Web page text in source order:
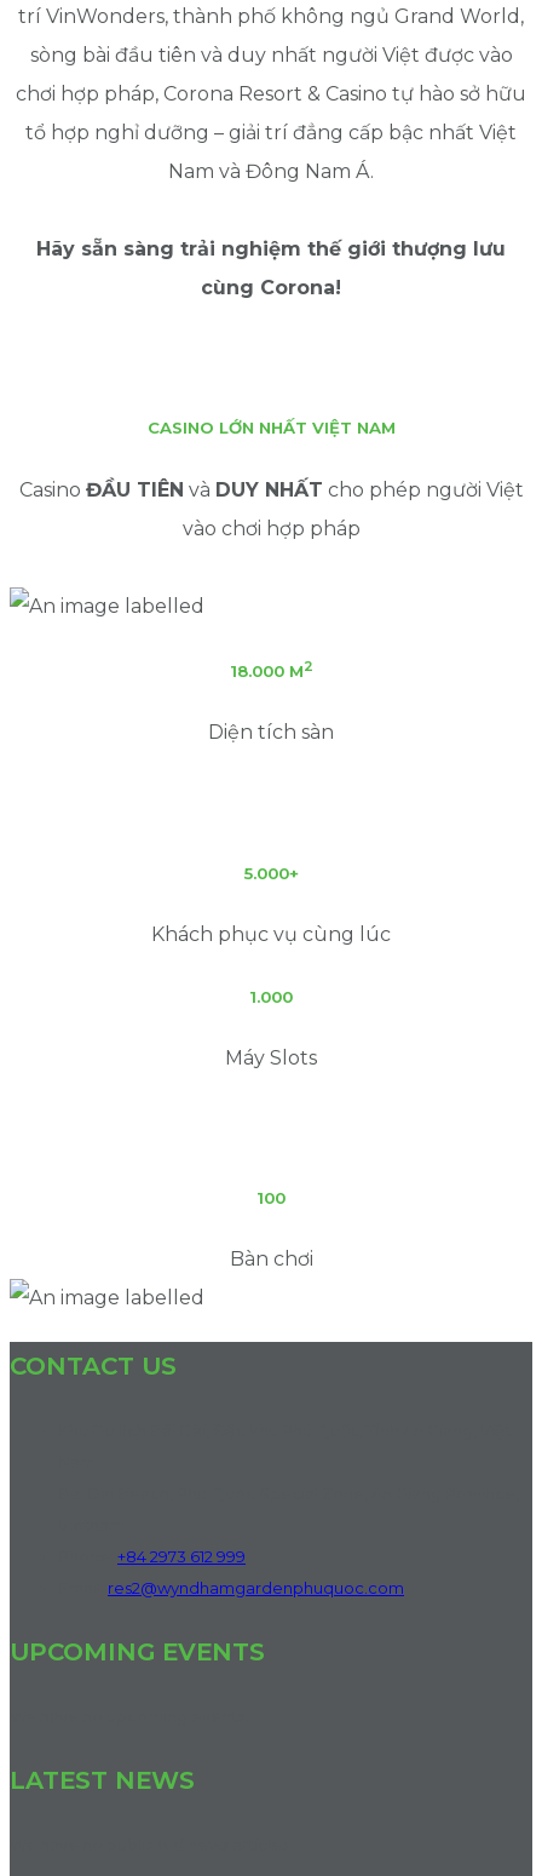
trí VinWonders, thành phố không ngủ Grand World,
sòng bài đầu tiên và duy nhất người Việt được vào
chơi hợp pháp, Corona Resort & Casino tự hào sở hữu
tổ hợp nghỉ dưỡng – giải trí đẳng cấp bậc nhất Việt
Nam và Đông Nam Á.
Hãy sẵn sàng trải nghiệm thế giới thượng lưu
cùng Corona!
CASINO LỚN NHẤT VIỆT NAM
Casino ĐẦU TIÊN và DUY NHẤT cho phép người Việt
vào chơi hợp pháp
18.000 M2
Diện tích sàn
5.000+
Khách phục vụ cùng lúc
1.000
Máy Slots
100
Bàn chơi
CONTACT US
+84 2973 612 999
res2@wyndhamgardenphuquoc.com
UPCOMING EVENTS
LATEST NEWS